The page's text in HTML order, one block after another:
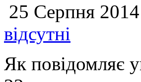
25 Серпня 2014
відсутні
Як повідомляє